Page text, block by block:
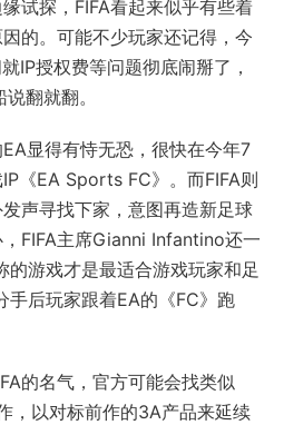
试探，FIFA看起来似乎有些着
的。可能不少玩家还记得，今
IP授权费等问题彻底闹掰了，
翻就翻。
显得有恃无恐，很快在今年7
《EA Sports FC》。而FIFA则
声寻找下家，意图再造新足球
FIFA主席Gianni Infantino还一
的游戏才是最适合游戏玩家和足
手后玩家跟着EA的《FC》跑
的名气，官方可能会找类似
，以对标前作的3A产品来延续